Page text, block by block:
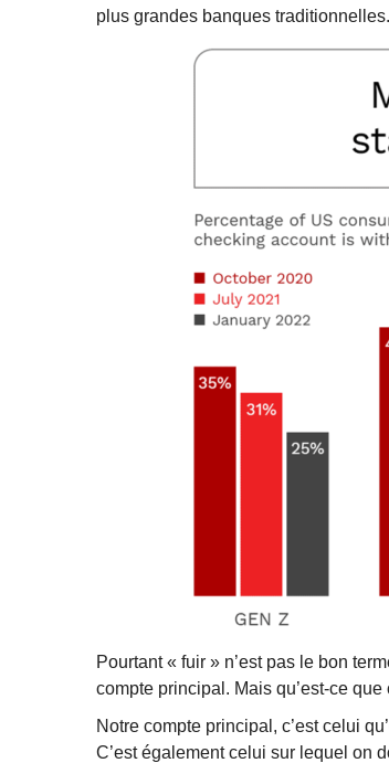
plus grandes banques
Pourtant « fuir » n’est pas le bon
compte principal. Mais qu’est-ce
Notre compte principal, c’est celui
C’est également celui sur lequel on